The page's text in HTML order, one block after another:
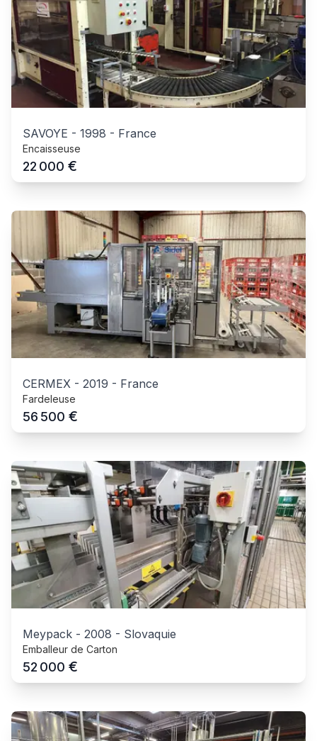
SAVOYE - 1998 - France
Encaisseuse
22 000 €
CERMEX - 2019 - France
Fardeleuse
56 500 €
Meypack - 2008 - Slovaquie
Emballeur de Carton
52 000 €